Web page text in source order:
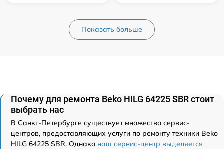
Показать больше
Почему для ремонта Beko HILG 64225 SBR стоит
выбрать нас
В Санкт-Петербурге существует множество сервис-
центров, предоставляющих услуги по ремонту техники Beko
HILG 64225 SBR. Однако наш сервис-центр выделяется